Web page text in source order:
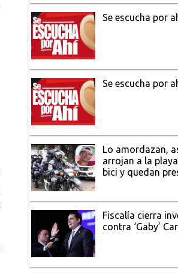
Se escucha por
Se escucha por
Lo amordazan,
arrojan a la
bici y quedan
Fiscalía cierra
contra ‘Gaby’